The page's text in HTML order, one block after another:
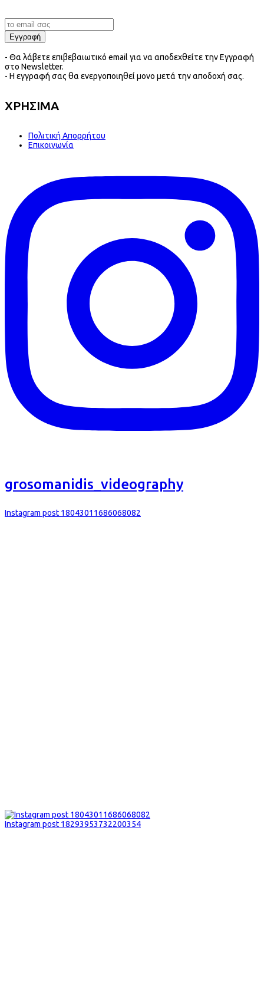
- Θα λάβετε επιβεβαιωτικό email για να αποδεχθείτε την Εγγραφή
στο Newsletter.
- Η εγγραφή σας θα ενεργοποιηθεί μονο μετά την αποδοχή σας.
ΧΡΗΣΙΜΑ
Πολιτική Απορρήτου
Επικοινωνία
grosomanidis_videography
Instagram post 18043011686068082
Instagram post 18293953732200354